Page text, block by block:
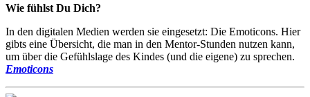
Wie fühlst Du Dich?
In den digitalen Medien werden sie eingesetzt: Die Emoticons. Hier
gibts eine Übersicht, die man in den Mentor-Stunden nutzen kann,
um über die Gefühlslage des Kindes (und die eigene) zu sprechen.
Emoticons